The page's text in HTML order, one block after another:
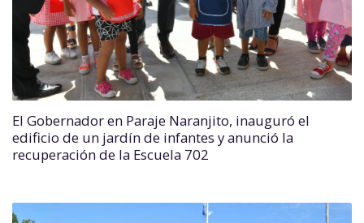
El Gobernador en Paraje Naranjito, inauguró el
edificio de un jardín de infantes y anunció la
recuperación de la Escuela 702